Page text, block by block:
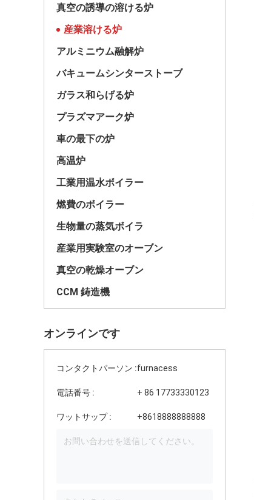
真空の誘導の溶ける炉
産業溶ける炉
アルミニウム融解炉
バキュームシンターストーブ
ガラス和らげる炉
プラズマアーク炉
車の最下の炉
高温炉
工業用温水ボイラー
燃費のボイラー
生物量の蒸気ボイラ
産業用実験室のオーブン
真空の乾燥オーブン
CCM 鋳造機
オンラインです
コンタクトパーソン :furnacess
電話番号 : + 86 17733330123
ワットサップ : +8618888888888